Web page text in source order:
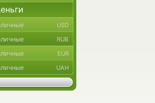
USD
RUB
EUR
UAH